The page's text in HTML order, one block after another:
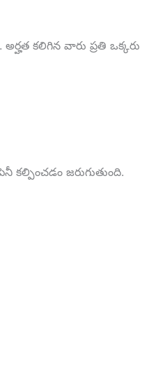
కలిగిన వారు ప్రతి ఒక్కరు
జరుగుతుంది.